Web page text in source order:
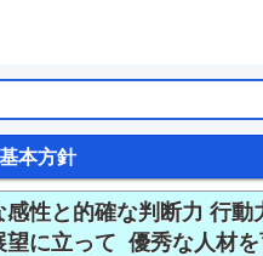
本方針
感性と的確な判断力 行
望に立って 優秀な人材